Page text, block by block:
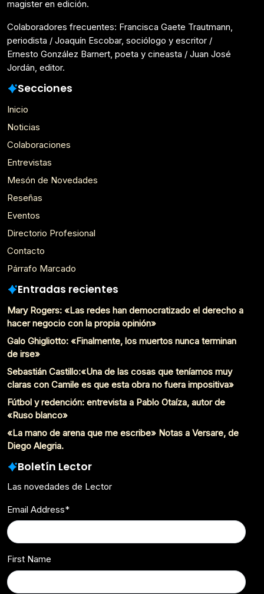
magister en edición.
Colaboradores frecuentes: Francisca Gaete Trautmann,
periodista / Joaquín Escobar, sociólogo y escritor /
Ernesto González Barnert, poeta y cineasta / Juan José
Jordán, editor.
Secciones
Inicio
Noticias
Colaboraciones
Entrevistas
Mesón de Novedades
Reseñas
Eventos
Directorio Profesional
Contacto
Párrafo Marcado
Entradas recientes
Mary Rogers: «Las redes han democratizado el derecho a
hacer negocio con la propia opinión»
Galo Ghigliotto: «Finalmente, los muertos nunca terminan
de irse»
Sebastián Castillo:«Una de las cosas que teníamos muy
claras con Camile es que esta obra no fuera impositiva»
Fútbol y redención: entrevista a Pablo Otaíza, autor de
«Ruso blanco»
«La mano de arena que me escribe» Notas a Versare, de
Diego Alegria.
Boletín Lector
Las novedades de Lector
Email Address*
First Name